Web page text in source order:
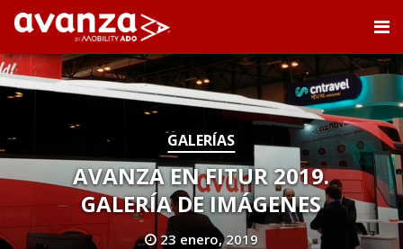
GALERÍAS
AVANZA EN FITUR 2019.
GALERÍA DE IMÁGENES
23 enero, 2019